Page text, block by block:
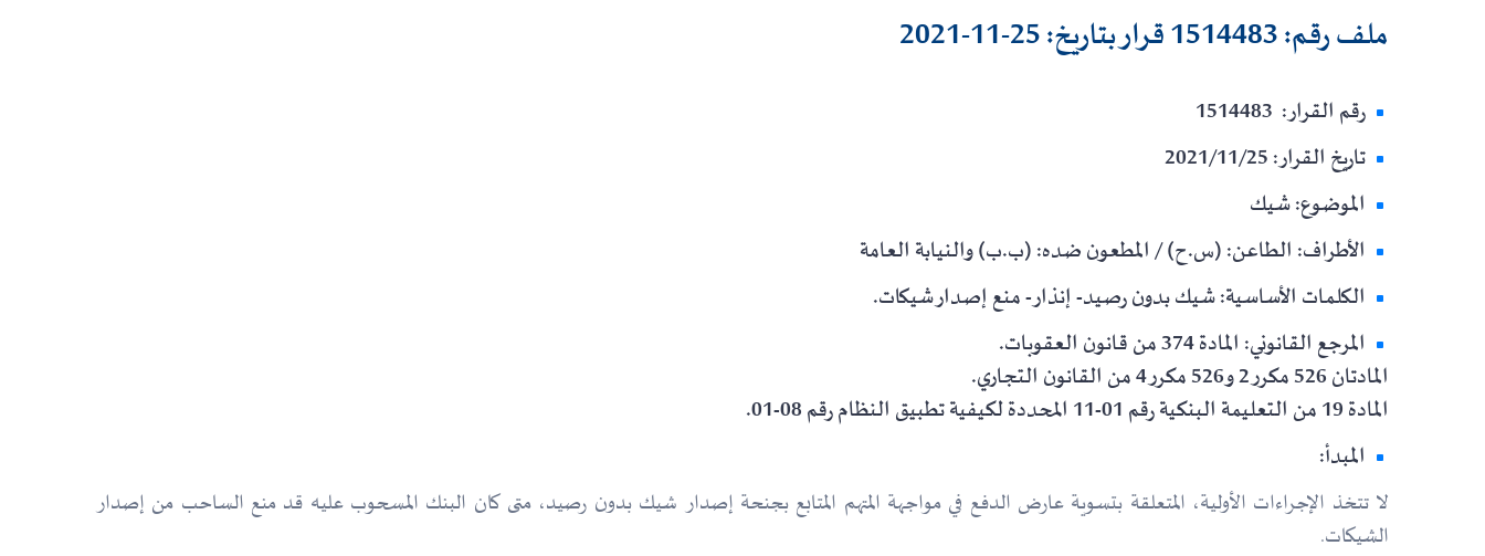
ملف رقم: 1514483 قرار بتاريخ: 25-11-2021
رقم القرار: 1514483
تاريخ القرار: 2021/11/25
الموضوع: شيك
الأطراف: الطاعن: (س.ح) / المطعون ضده: (ب.ب) والنيابة العامة
الكلمات الأساسية: شيك بدون رصيد- إنذار- منع إصدار شيكات.
المرجع القانوني: المادة 374 من قانون العقوبات.
المادتان 526 مكرر 2 و526 مكرر 4 من القانون التجاري.
المادة 19 من التعليمة البنكية رقم 01-11 المحددة لكيفية تطبيق النظام رقم 08-01.
المبدأ:
لا تتخذ الإجراءات الأولية، المتعلقة بتسوية عارض الدفع في مواجهة المتهم المتابع بجنحة إصدار شيك بدون رصيد، متى كان البنك المسحوب عليه قد منع الساحب من إصدار
الشيكات.